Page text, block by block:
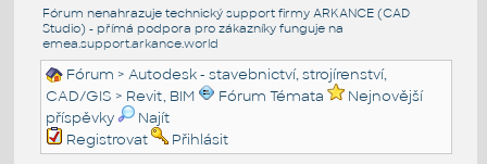
Fórum nenahrazuje technický support firmy ARKANCE (CAD
Studio) - přímá podpora pro zákazníky funguje na
emea.support.arkance.world
Fórum >Autodesk - stavebnictví, strojírenství,
CAD/GIS > Revit, BIM Fórum Témata
Nejnovější
příspěvky
Najít
Registrovat
Přihlásit